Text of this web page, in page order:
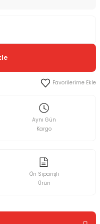
Aynı Gün
Kargo
Ön Siparişli
Ürün